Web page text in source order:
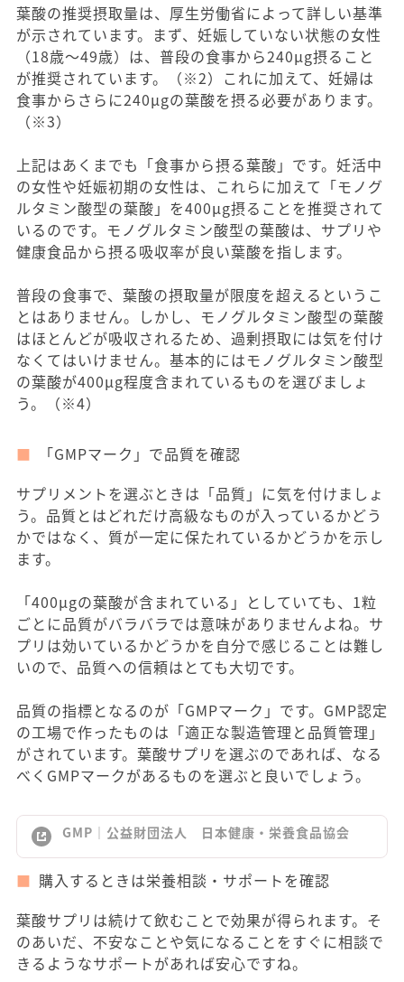
葉酸の推奨摂取量は、厚生労働省によって詳しい基準
が示されています。まず、妊娠していない状態の女性
（18歳〜49歳）は、普段の食事から240μg摂ること
が推奨されています。（※2）これに加えて、妊婦は
食事からさらに240μgの葉酸を摂る必要があります。
（※3）
上記はあくまでも「食事から摂る葉酸」です。妊活中
の女性や妊娠初期の女性は、これらに加えて「モノグ
ルタミン酸型の葉酸」を400μg摂ることを推奨されて
いるのです。モノグルタミン酸型の葉酸は、サプリや
健康食品から摂る吸収率が良い葉酸を指します。
普段の食事で、葉酸の摂取量が限度を超えるというこ
とはありません。しかし、モノグルタミン酸型の葉酸
はほとんどが吸収されるため、過剰摂取には気を付け
なくてはいけません。基本的にはモノグルタミン酸型
の葉酸が400μg程度含まれているものを選びましょ
う。（※4）
「GMPマーク」で品質を確認
サプリメントを選ぶときは「品質」に気を付けましょ
う。品質とはどれだけ高級なものが入っているかどう
かではなく、質が一定に保たれているかどうかを示し
ます。
「400μgの葉酸が含まれている」としていても、1粒
ごとに品質がバラバラでは意味がありませんよね。サ
プリは効いているかどうかを自分で感じることは難し
いので、品質への信頼はとても大切です。
品質の指標となるのが「GMPマーク」です。GMP認定
の工場で作ったものは「適正な製造管理と品質管理」
がされています。葉酸サプリを選ぶのであれば、なる
べくGMPマークがあるものを選ぶと良いでしょう。
GMP｜公益財団法人 日本健康・栄養食品協会
購入するときは栄養相談・サポートを確認
葉酸サプリは続けて飲むことで効果が得られます。そ
のあいだ、不安なことや気になることをすぐに相談で
きるようなサポートがあれば安心ですね。